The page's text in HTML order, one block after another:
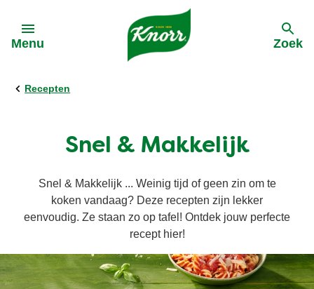
Menu
terug
Alle Recepten
Pasta
Soep
Groentepasta
terug
Soep
Groentepasta
terug
terug
Dinnerdate
Zoek
Recepten
Snel & Makkelijk
Snel & Makkelijk ... Weinig tijd of geen zin om te
koken vandaag? Deze recepten zijn lekker
eenvoudig. Ze staan zo op tafel! Ontdek jouw perfecte
recept hier!